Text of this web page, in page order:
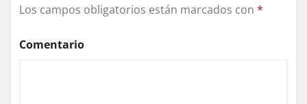
Los campos obligatorios están marcados con *
Comentario